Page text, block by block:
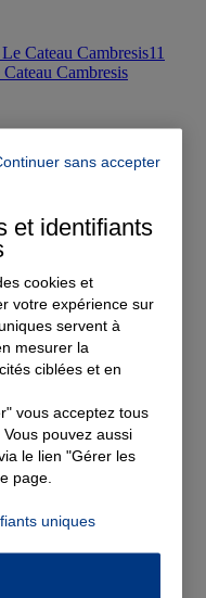
Cateau Cambresis11
Cambresis
sans accepter
et identifiants
cookies et
votre expérience sur
servent à
mesurer la
ciblées et en
vous acceptez tous
pouvez aussi
le lien "Gérer les
page.
uniques